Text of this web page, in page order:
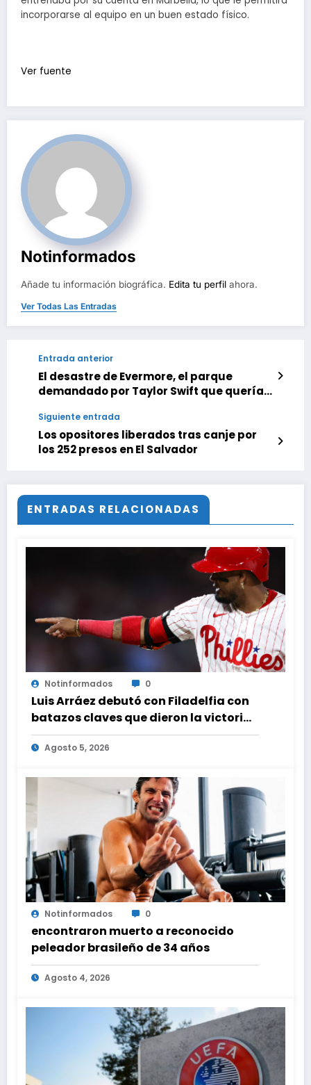
incorporarse al equipo en un buen estado físico.
Ver fuente
Notinformados
Añade tu información biográfica. Edita tu perfil ahora.
Ver Todas Las Entradas
Entrada anterior
El desastre de Evermore, el parque
demandado por Taylor Swift que quería
Siguiente entrada
Los opositores liberados tras canje por
los 252 presos en El Salvador
ENTRADAS RELACIONADAS
Notinformados 0
Luis Arráez debutó con Filadelfia con
batazos claves que dieron la victoria
ante Nacionales
Agosto 5, 2026
Notinformados 0
encontraron muerto a reconocido
peleador brasileño de 34 años
Agosto 4, 2026